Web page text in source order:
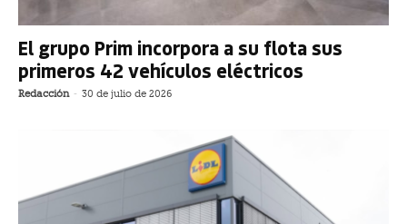
El grupo Prim incorpora a su flota sus
primeros 42 vehículos eléctricos
Redacción - 30 de julio de 2026